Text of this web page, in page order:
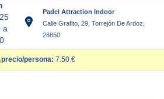
a
Padel Attraction Indoor
Calle Grafito, 29, Torrejón De Ardoz,
28850
precio/persona: 7.50 €